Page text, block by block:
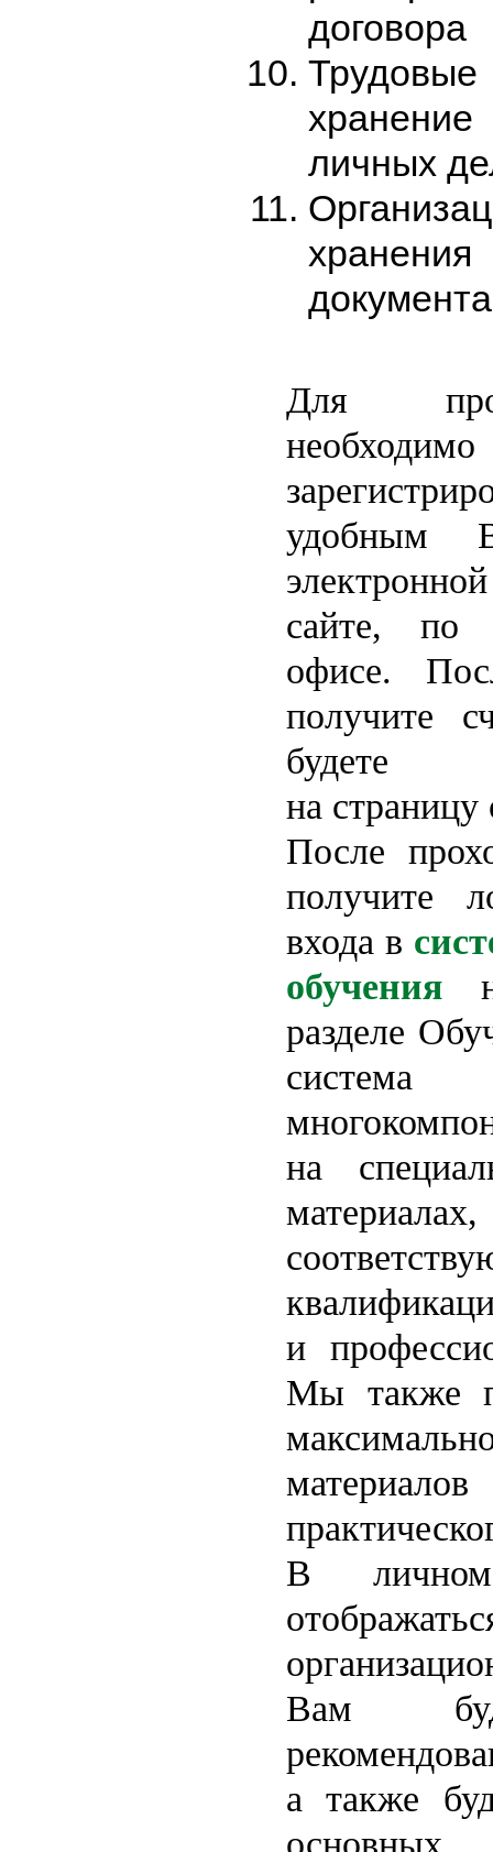
договора
личных
Для
удобным
сайте, по
офисе.
получите
будете
на страницу
После
получите
входа в
обучения
разделе
на
и
Мы также
В личном
Вам
а также